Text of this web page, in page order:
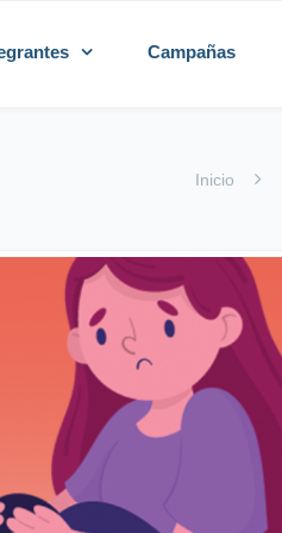
Campañas
Inicio